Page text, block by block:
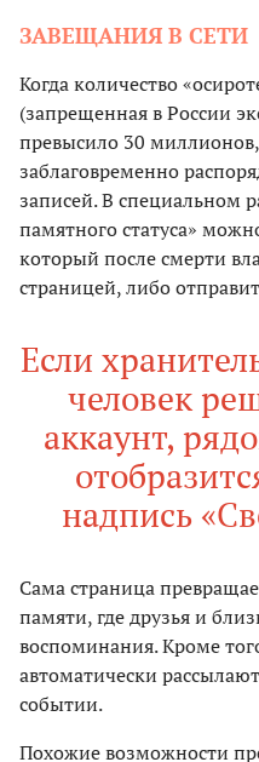
ЗАВЕЩАНИЯ В СЕТИ
Когда количество
(запрещенная в России
превысило 30
заблаговременно
записей. В специальном
памятного статуса»
который после смерти
страницей, либо
Если
человек
аккаунт,
надпись
Сама страница
памяти, где друзья и
воспоминания. Кроме
автоматически
событии.
Похожие возможности